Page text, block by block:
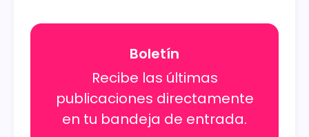
Boletín
Recibe las últimas
publicaciones directamente
en tu bandeja de entrada.